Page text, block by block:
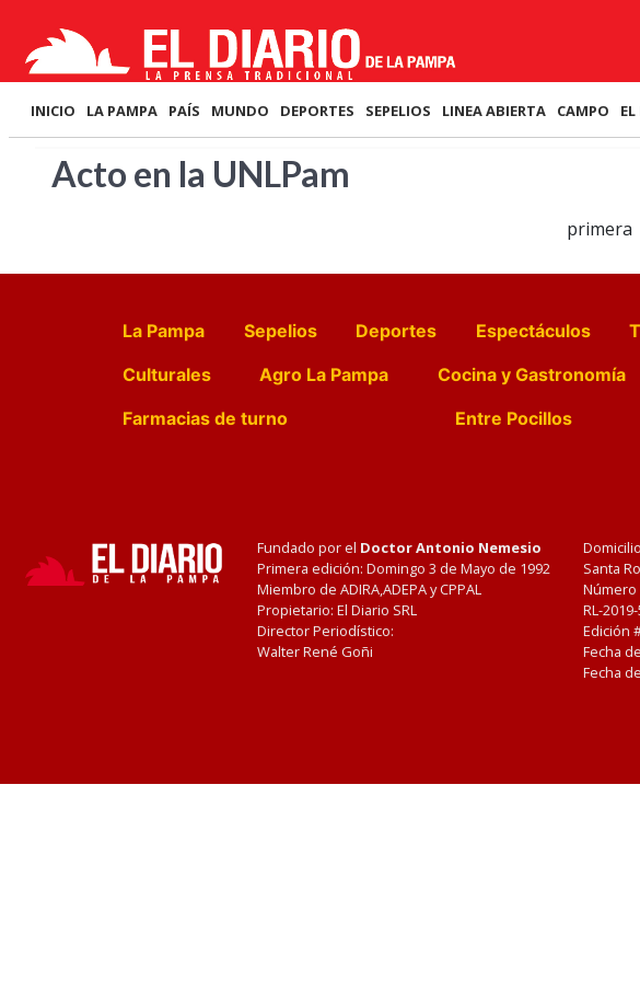
INICIO LA PAMPA PAÍS MUNDO DEPORTES SEPELIOS LINEA ABIERTA CAMPO
Acto en la UNLPam
primera
La Pampa Sepelios Deportes Espectáculos
Culturales
Agro La Pampa Cocina y Gastronomía
Farmacias de turno
Entre Pocillos
Fundado por el Doctor Antonio Nemesio
Primera edición: Domingo 3 de Mayo de 1992
Miembro de ADIRA,ADEPA y CPPAL
Propietario: El Diario SRL
Director Periodístico:
Walter René Goñi
Santa
Número
RL-
Edición
Fecha
Fecha